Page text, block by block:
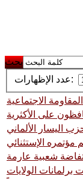
بحث
عدد الإظهارات:
على الأكثرية
الإستثنائي
شعبية عارمة
برلمانات الولايات